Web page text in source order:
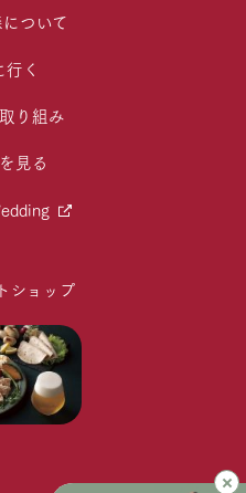
ついて
く
り組み
見る
ショップ